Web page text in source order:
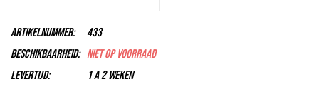
Artikelnummer:
433
Beschikbaarheid: Niet op voorraad
Levertijd:
1 a 2 weken